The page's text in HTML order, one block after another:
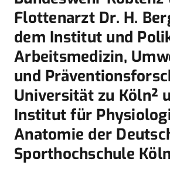
Flottenarzt Dr. H.
dem Institut und
Arbeitsmedizin,
und
Universität zu Köln²
Institut für
Anatomie der
Sporthochschule